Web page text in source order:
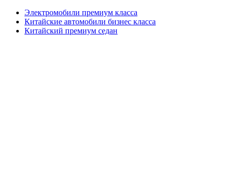
Электромобили премиум класса
Китайские автомобили бизнес класса
Китайский премиум седан